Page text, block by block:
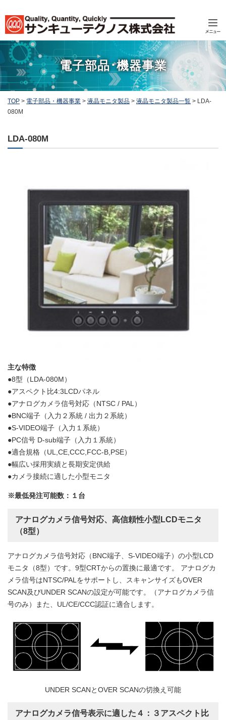
電子部品･機器事業
TOP > 電子部品・機器事業 > 液晶モニタ製品 > 液晶モニタ製品一覧 > LDA-
080M
LDA-080M
主な特徴
●8型（LDA-080M）
●アスペクト比4:3LCDパネル
●アナログカメラ信号対応（NTSC / PAL）
●BNC端子（入力２系統 / 出力２系統）
●S-VIDEO端子（入力１系統）
●PC信号 D-sub端子（入力１系統）
●適合規格（UL,CE,CCC,FCC-B,PSE）
●幅広い採用実績と長期安定供給
●カメラ接続に適した小型モニタ
※最低発注可能数：１台
アナログカメラ信号対応、高信頼性小型LCDモニタ
（8型）
アナログカメラ信号対応（BNC端子、S-VIDEO端子）の小型LCD
モニタ（8型）です。9型CRTからの置換に最適です。 アナログカ
メラ信号はNTSC/PALをサポートし、スキャンサイズもOVER
SCAN及びUNDER SCANの設定が可能です。（アナログカメラ信
号のみ）また、UL/CE/CCC認証に適合します。
UNDER SCANとOVER SCANの切換え可能
アナログカメラ信号表示に適した４：３アスペクト比